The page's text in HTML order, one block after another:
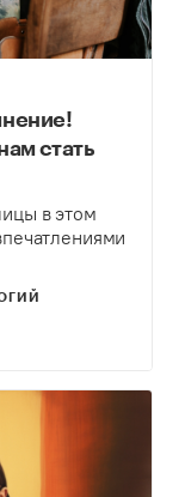
стать
в этом